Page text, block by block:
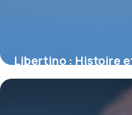
Libertino : Histoire
Complète